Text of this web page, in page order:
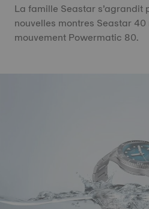
La famille Seastar s’agrandit
nouvelles montres Seastar
mouvement Powermatic 80.